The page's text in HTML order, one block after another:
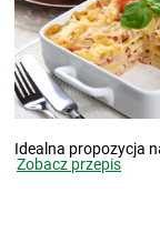
Idealna propozycja
Zobacz przepis